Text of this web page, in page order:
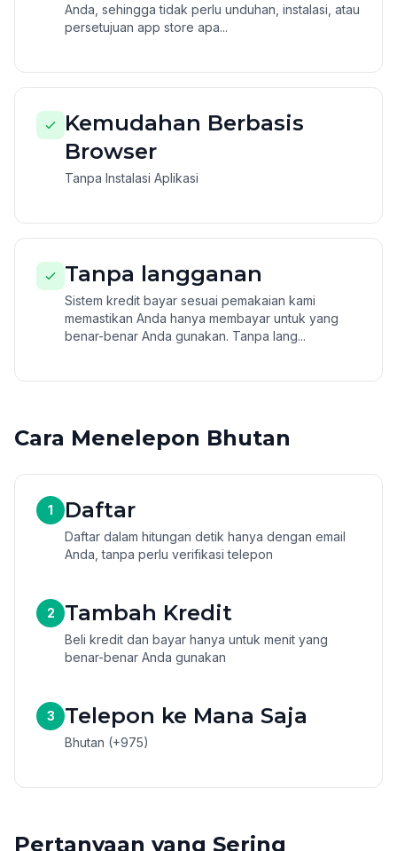
Anda, sehingga tidak perlu unduhan, instalasi, atau
persetujuan app store apa...
Kemudahan Berbasis
Browser
Tanpa Instalasi Aplikasi
Tanpa langganan
Sistem kredit bayar sesuai pemakaian kami
memastikan Anda hanya membayar untuk yang
benar-benar Anda gunakan. Tanpa lang...
Cara Menelepon Bhutan
1 Daftar
Daftar dalam hitungan detik hanya dengan email
Anda, tanpa perlu verifikasi telepon
2 Tambah Kredit
Beli kredit dan bayar hanya untuk menit yang
benar-benar Anda gunakan
3 Telepon ke Mana Saja
Bhutan (+975)
Pertanyaan yang Sering